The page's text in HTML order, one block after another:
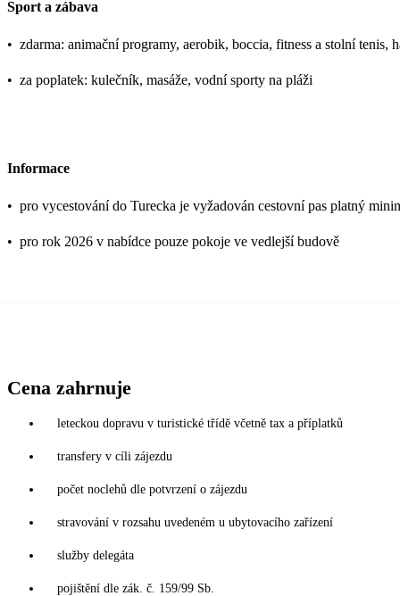
Sport a zábava
• zdarma: animační programy, aerobik, boccia, fitness a stolní tenis,
• za poplatek: kulečník, masáže, vodní sporty na pláži
Informace
• pro vycestování do Turecka je vyžadován cestovní pas platný
• pro rok 2026 v nabídce pouze pokoje ve vedlejší budově
Cena zahrnuje
leteckou dopravu v turistické třídě včetně tax a příplatků
transfery v cíli zájezdu
počet noclehů dle potvrzení o zájezdu
stravování v rozsahu uvedeném u ubytovacího zařízení
služby delegáta
pojištění dle zák. č. 159/99 Sb.